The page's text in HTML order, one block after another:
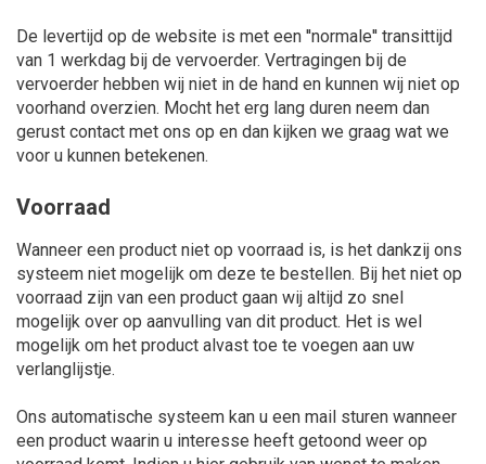
De levertijd op de website is met een ''normale'' transittijd
van 1 werkdag bij de vervoerder. Vertragingen bij de
vervoerder hebben wij niet in de hand en kunnen wij niet op
voorhand overzien. Mocht het erg lang duren neem dan
gerust contact met ons op en dan kijken we graag wat we
voor u kunnen betekenen.
Voorraad
Wanneer een product niet op voorraad is, is het dankzij ons
systeem niet mogelijk om deze te bestellen. Bij het niet op
voorraad zijn van een product gaan wij altijd zo snel
mogelijk over op aanvulling van dit product. Het is wel
mogelijk om het product alvast toe te voegen aan uw
verlanglijstje.
Ons automatische systeem kan u een mail sturen wanneer
een product waarin u interesse heeft getoond weer op